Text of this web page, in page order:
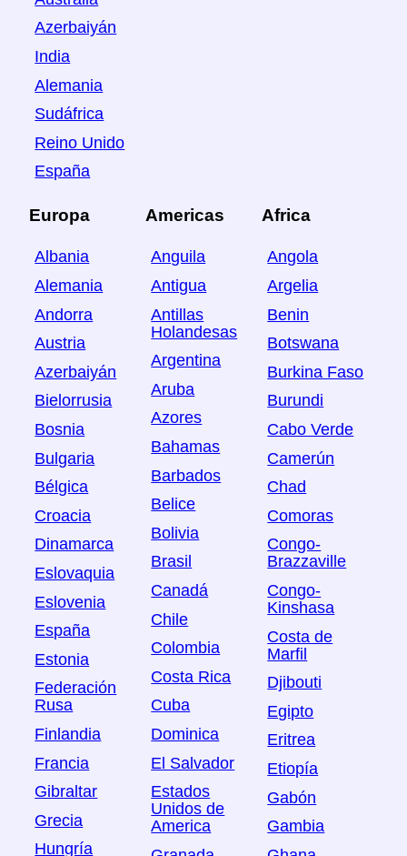
Azerbaiyán
India
Alemania
Sudáfrica
Reino Unido
España
Europa
Albania
Alemania
Andorra
Austria
Azerbaiyán
Bielorrusia
Bosnia
Bulgaria
Bélgica
Croacia
Dinamarca
Eslovaquia
Eslovenia
España
Estonia
Federación
Rusa
Finlandia
Francia
Gibraltar
Grecia
Hungría
Americas
Anguila
Antigua
Antillas
Holandesas
Argentina
Aruba
Azores
Bahamas
Barbados
Belice
Bolivia
Brasil
Canadá
Chile
Colombia
Costa Rica
Cuba
Dominica
El Salvador
Estados
Unidos de
America
Africa
Angola
Argelia
Benin
Botswana
Burkina Faso
Burundi
Cabo Verde
Camerún
Chad
Comoras
Congo-
Brazzaville
Congo-
Kinshasa
Costa de
Marfil
Djibouti
Egipto
Eritrea
Etiopía
Gabón
Gambia